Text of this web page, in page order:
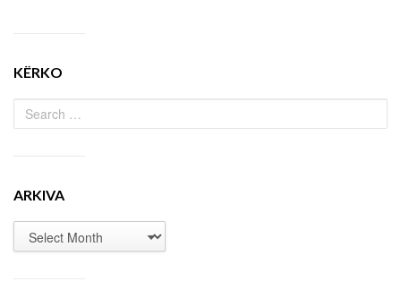
KËRKO
ARKIVA